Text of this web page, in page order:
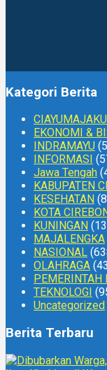
Kategori Berita
EKONOMI &
INDRAMAYU
INFORMASI
Jawa Tengah
KABUPATEN
KESEHATAN
KOTA
KUNINGAN
MAJALENGKA
NASIONAL
OLAHRAGA
PEMERINTAH
TEKNOLOGI
Uncategorized
Berita Terbaru